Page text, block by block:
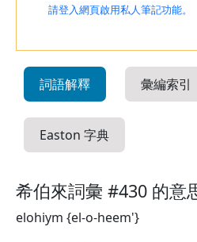
請登入網頁啟用私人筆記功能。
詞語解釋 彙編索引
Easton 字典
希伯來詞彙 #430 的意
elohiym {el-o-heem'}